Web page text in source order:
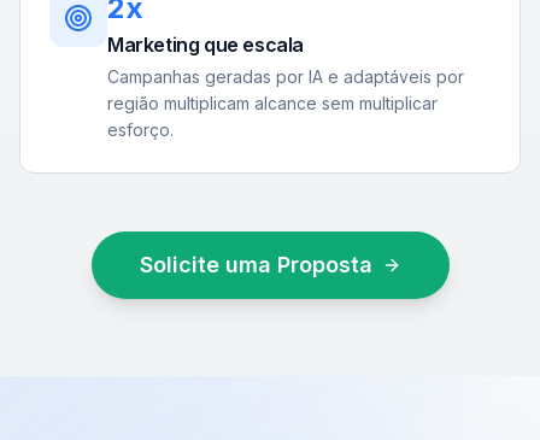
2x
Marketing que escala
Campanhas geradas por IA e adaptáveis por
região multiplicam alcance sem multiplicar
esforço.
Solicite uma Proposta